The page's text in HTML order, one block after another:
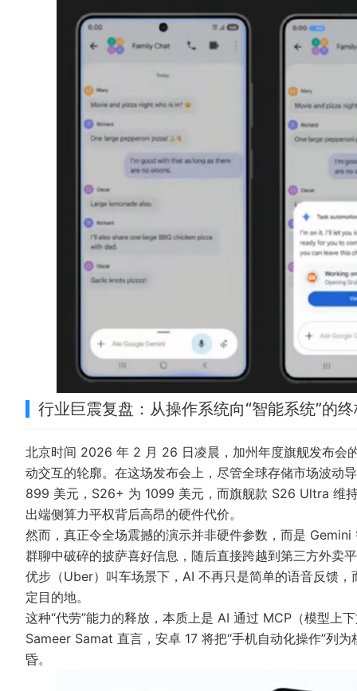
行业巨震复盘：从操作系统向“智能系统”的
北京时间 2026 年 2 月 26 日凌晨，加州年度旗舰发布会
动交互的轮廓。在这场发布会上，尽管全球存储市场波动
899 美元，S26+ 为 1099 美元，而旗舰款 S26 Ultra 维
出端侧算力平权背后高昂的硬件代价。
然而，真正令全场震撼的演示并非硬件参数，而是
群聊中破碎的披萨喜好信息，随后直接跨越到第三方外卖
优步（Uber）叫车场景下，AI 不再只是简单的语音反馈
定目的地。
这种“代劳”能力的释放，本质上是 AI 通过 MCP（模型上
Sameer Samat 直言，安卓 17 将把“手机自动化操作”列
昏。